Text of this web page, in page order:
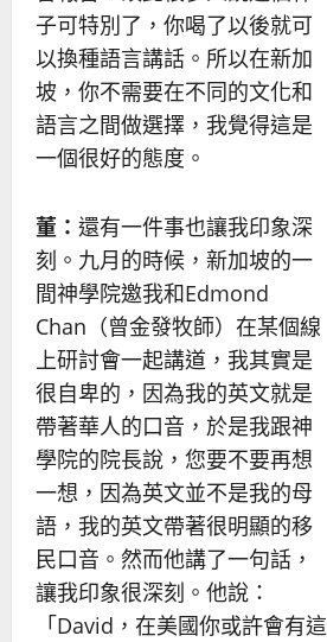
子可特別了，你喝了以後就可
以換種語言講話。所以在新加
坡，你不需要在不同的文化和
語言之間做選擇，我覺得這是
一個很好的態度。
董： 還有一件事也讓我印象深
刻。九月的時候，新加坡的一
間神學院邀我和Edmond
Chan（曾金發牧師）在某個線
上研討會一起講道，我其實是
很自卑的，因為我的英文就是
帶著華人的口音，於是我跟神
學院的院長說，您要不要再想
一想，因為英文並不是我的母
語，我的英文帶著很明顯的移
民口音。然而他講了一句話，
讓我印象很深刻。他說：
「David，在美國你或許會有這